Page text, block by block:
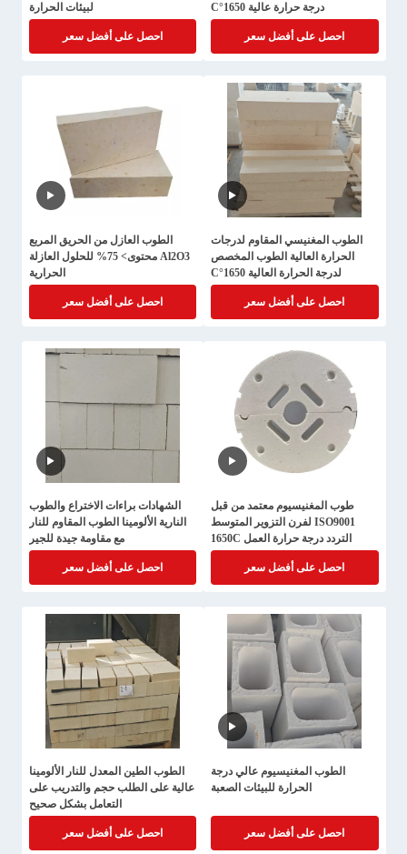
درجة حرارة عالية 1650°C
احصل على أفضل سعر
لبيئات الحرارة
احصل على أفضل سعر
الطوب المغنيسي المقاوم لدرجات
الحرارة العالية الطوب المخصص
لدرجة الحرارة العالية 1650°C
احصل على أفضل سعر
الطوب العازل من الحريق المربع
Al2O3 محتوى> 75% للحلول العازلة
الحرارية
احصل على أفضل سعر
طوب المغنيسيوم معتمد من قبل
ISO9001 لفرن التزوير المتوسط
التردد درجة حرارة العمل 1650C
احصل على أفضل سعر
الشهادات براءات الاختراع والطوب
النارية الألومينا الطوب المقاوم للنار
مع مقاومة جيدة للجير
احصل على أفضل سعر
الطوب المغنيسيوم عالي درجة
الحرارة للبيئات الصعبة
احصل على أفضل سعر
الطوب الطين المعدل للنار الألومينا
عالية على الطلب حجم والتدريب على
التعامل بشكل صحيح
احصل على أفضل سعر